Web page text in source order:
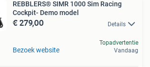
REBBLERS® SIMR 1000 Sim Racing
Cockpit- Demo model
€ 279,00 Details
Bezoek website
Topadvertentie
Vandaag